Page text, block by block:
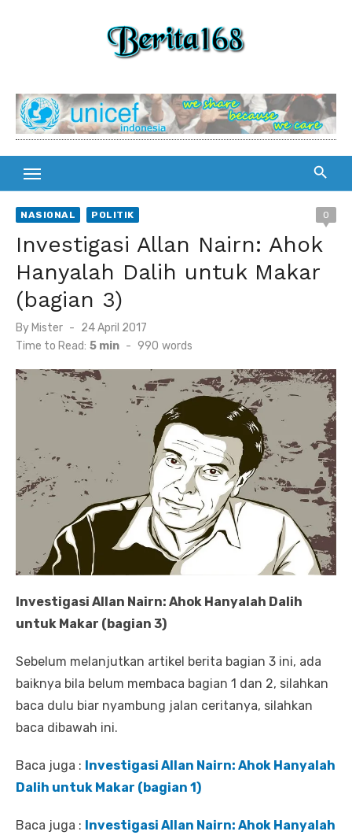
NASIONAL POLITIK 0
Investigasi Allan Nairn: Ahok
Hanyalah Dalih untuk Makar
(bagian 3)
By Mister
Posted
on
24 April 2017
Time to Read: 5 min - 990 words
Investigasi Allan Nairn: Ahok Hanyalah Dalih
untuk Makar (bagian 3)
Sebelum melanjutkan artikel berita bagian 3 ini, ada
baiknya bila belum membaca bagian 1 dan 2, silahkan
baca dulu biar nyambung jalan ceritanya, silahkan
baca dibawah ini.
Baca juga : Investigasi Allan Nairn: Ahok Hanyalah
Dalih untuk Makar (bagian 1)
Baca juga : Investigasi Allan Nairn: Ahok Hanyalah